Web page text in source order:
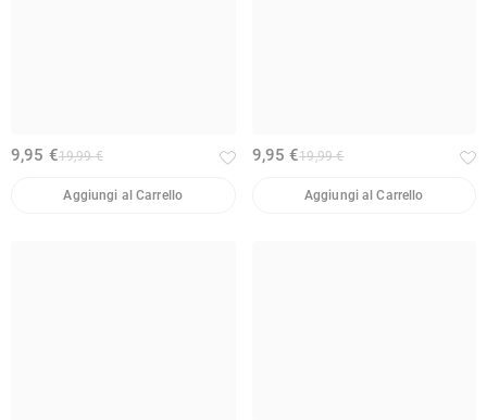
9,95 €19,99 €
Aggiungi al Carrello
9,95 €19,99 €
Aggiungi al Carrello